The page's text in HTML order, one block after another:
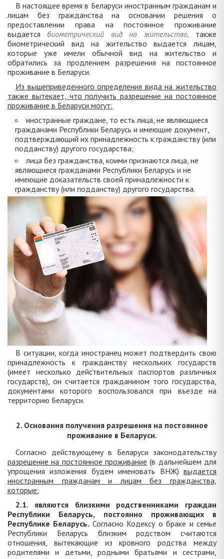
В настоящее время в Беларуси иностранным гражданам и
лицам без гражданства на основании решения о
предоставлении права на постоянное проживание
выдается биометрический вид на жительство, также
биометрический вид на жительство выдается лицам,
которые уже имели обычной вид на жительство и
обратились за продлением разрешения на постоянное
проживание в Беларуси.
Из вышеприведенного определения вида на жительство
также вытекает, что получить разрешение на постоянное
проживание в Беларуси могут:
иностранные граждане, то есть лица, не являющиеся
гражданами Республики Беларусь и имеющие документ,
подтверждающий их принадлежность к гражданству (или
подданству) другого государства;
лица без гражданства, коими признаются лица, не
являющиеся гражданами Республики Беларусь и не
имеющие доказательств своей принадлежности к
гражданству (или подданству) другого государства.
В ситуации, когда иностранец может подтвердить свою
принадлежность к гражданству нескольких государств
(имеет несколько действительных паспортов различных
государств), он считается гражданином того государства,
документами которого воспользовался при въезде на
территорию Беларуси.
2. Основания получения разрешения на постоянное
проживание в Беларуси.
Согласно действующему в Беларуси законодательству
разрешение на постоянное проживание (в дальнейшем для
упрощения изложения будем именовать ВНЖ) выдается
иностранным гражданам и лицам без гражданства,
которые:
2.1. являются близкими родственниками граждан
Республики Беларусь, постоянно проживающих в
Республике Беларусь. Согласно Кодексу о браке и семье
Республики Беларусь близким родством считаются
отношения, вытекающие из кровного родства между
родителями и детьми, родными братьями и сестрами,